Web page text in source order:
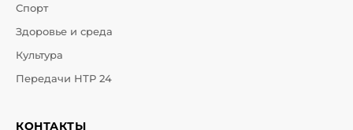
Спорт
Здоровье и среда
Культура
Передачи НТР 24
КОНТАКТЫ